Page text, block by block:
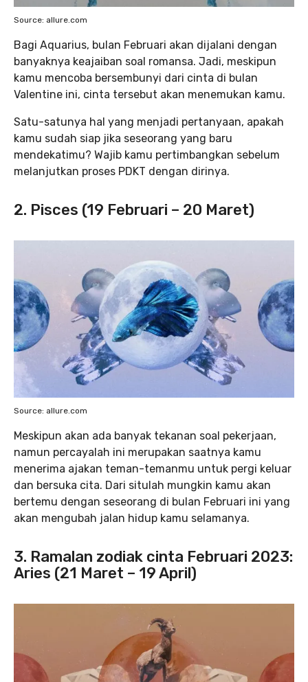
Source: allure.com
Bagi Aquarius, bulan Februari akan dijalani dengan
banyaknya keajaiban soal romansa. Jadi, meskipun
kamu mencoba bersembunyi dari cinta di bulan
Valentine ini, cinta tersebut akan menemukan kamu.
Satu-satunya hal yang menjadi pertanyaan, apakah
kamu sudah siap jika seseorang yang baru
mendekatimu? Wajib kamu pertimbangkan sebelum
melanjutkan proses PDKT dengan dirinya.
2. Pisces (19 Februari – 20 Maret)
Source: allure.com
Meskipun akan ada banyak tekanan soal pekerjaan,
namun percayalah ini merupakan saatnya kamu
menerima ajakan teman-temanmu untuk pergi keluar
dan bersuka cita. Dari situlah mungkin kamu akan
bertemu dengan seseorang di bulan Februari ini yang
akan mengubah jalan hidup kamu selamanya.
3. Ramalan zodiak cinta Februari 2023:
Aries (21 Maret – 19 April)